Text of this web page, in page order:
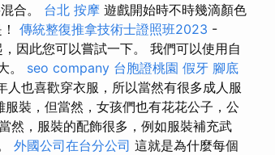
合。 台北 按摩 遊戲開始時不時幾滴顏色
傳統整復推拿技術士證照班2023 -
因此您可以嘗試一下。 我們可以使用自
。 seo company 台胞證桃園 假牙 腳底
人也喜歡穿衣服，所以當然有很多成人服
裝，但當然，女孩們也有花花公子，公
然，服裝的配飾很多，例如服裝補充武
外國公司在台分公司 這就是為什麼每個